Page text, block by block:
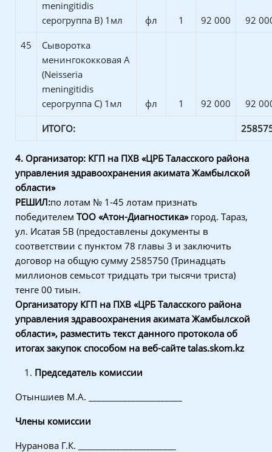
meningitidis
серогруппа В) 1мл
фл 1 92 000 92
45
Сыворотка
менингококковая А
(Neisseria
meningitidis
серогруппа С) 1мл
фл 1 92 000 92
ИТОГО:
4. Организатор: КГП на ПХВ «ЦРБ Таласского района
управления здравоохранения акимата Жамбылской
области»
РЕШИЛ:по лотам № 1-45 лотам признать
победителем ТОО «Атон-Диагностика» город. Тараз,
ул. Исатая 5В (предоставлены документы в
соответствии с пунктом 78 главы 3 и заключить
договор на общую сумму 2585750 (Тринадцать
миллионов семьсот тридцать три тысячи триста)
тенге 00 тиын.
Организатору КГП на ПХВ «ЦРБ Таласского района
управления здравоохранения акимата Жамбылской
области», разместить текст данного протокола об
итогах закупок способом на веб-сайтеtalas.skom.kz
Председатель комиссии
Отыншиев М.А. ______________________
Члены комиссии
Нуранова Г.К. _______________________